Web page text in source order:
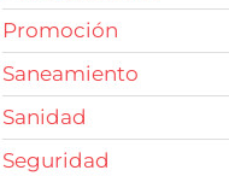
Promoción
Saneamiento
Sanidad
Seguridad